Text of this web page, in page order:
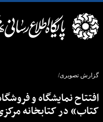
گزارش تصویری/
افتتاح نمایشگاه و
کتاب» در کتابخانه